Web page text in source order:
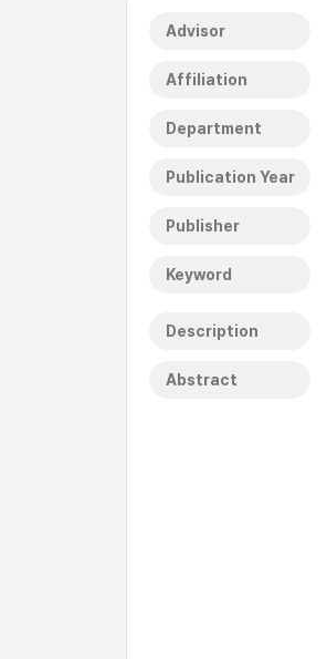
Advisor
Affiliation
Department
Publication Year
Publisher
Keyword
Description
Abstract